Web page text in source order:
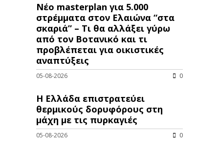
Νέο masterplan για 5.000
στρέμματα στον Ελαιώνα “στα
σκαριά” – Τι θα αλλάξει γύρω
από τον Βοτανικό και τι
προβλέπεται για οικιστικές
αναπτύξεις
05-08-2026 0
Η Ελλάδα επιστρατεύει
θερμικούς δορυφόρους στη
μάχη με τις πυρκαγιές
05-08-2026 0